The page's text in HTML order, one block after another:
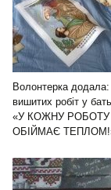
Волонтерка додала:
вишитих робіт у
«У КОЖНУ
ОБІЙМАЄ ТЕПЛОМ!»